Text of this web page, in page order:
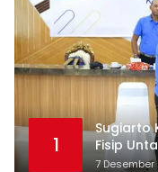
1
Sugiarto
Fisip
7 Desember